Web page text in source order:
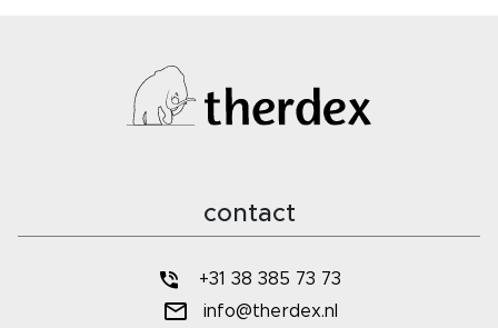
contact
+31 38 385 73 73
info@therdex.nl